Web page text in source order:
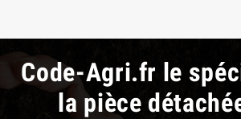
Code-Agri.fr le
la pièce